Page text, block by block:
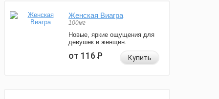
Женская Виагра
100мг
Новые, яркие ощущения для
девушек и женщин.
от 116Р Купить